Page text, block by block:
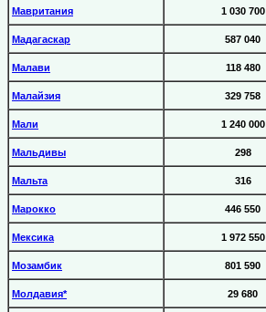
Мавритания 1 030 700
Мадагаскар 587 040
Малави 118 480
Малайзия 329 758
Мали 1 240 000
Мальдивы 298
Мальта 316
Марокко 446 550
Мексика 1 972 550
Мозамбик 801 590
Молдавия* 29 680